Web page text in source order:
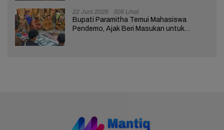
22 Juni 2026 309 Lihat
Bupati Paramitha Temui Mahasiswa
Pendemo, Ajak Beri Masukan untuk